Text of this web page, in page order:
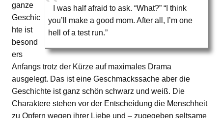
I was half afraid to ask. “What?” “I think
you’ll make a good mom. After all, I’m one
hell of a test run.”
ganze
Geschic
hte ist
besond
ers
Anfangs trotz der Kürze auf maximales Drama
ausgelegt. Das ist eine Geschmackssache aber die
Geschichte ist ganz schön schwarz und weiß. Die
Charaktere stehen vor der Entscheidung die Menschheit
zu Opfern wegen ihrer Liebe und – zugegeben seltsame